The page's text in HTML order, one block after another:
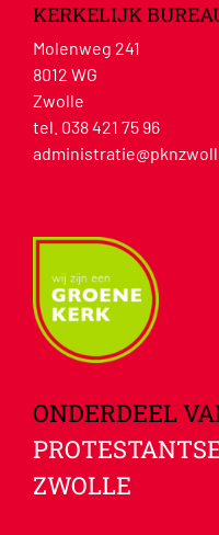
KERKELIJK
Molenweg 241
8012 WG
Zwolle
tel. 038 421 75 96
ONDERDEEL
ZWOLLE